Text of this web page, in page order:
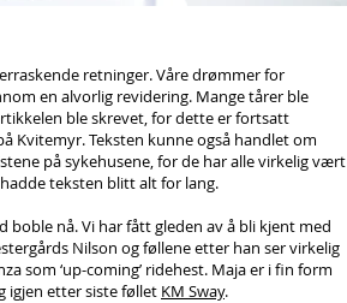
retninger. Våre drømmer for
en alvorlig revidering. Mange tårer ble
ble skrevet, for dette er fortsatt
Kvitemyr. Teksten kunne også handlet om
på sykehusene, for de har alle virkelig vært
teksten blitt alt for lang.
boble nå. Vi har fått gleden av å bli kjent med
Nilson og føllene etter han ser virkelig
som ‘up-coming’ ridehest. Maja er i fin form
igjen etter siste føllet KM Sway.